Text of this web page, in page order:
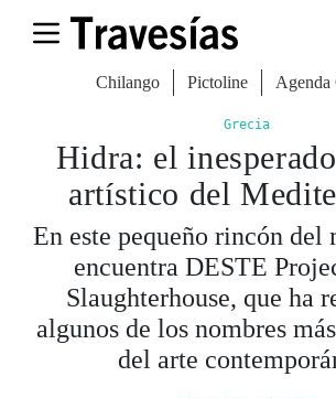
Chilango Pictoline Agenda
Grecia
Hidra: el
artístico del
En este pequeño rincón del
encuentra DESTE
Slaughterhouse, que ha
algunos de los nombres
del arte